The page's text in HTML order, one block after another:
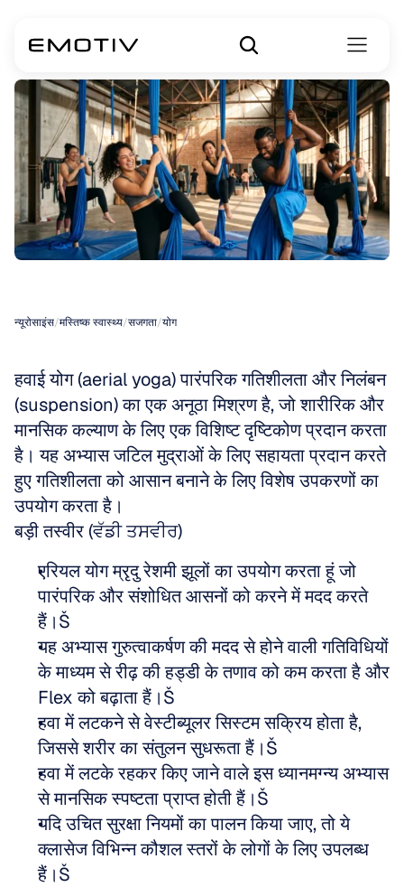
न्यूरोसाइंस/मस्तिष्क स्वास्थ्य/सजगता/योग
हवाई योग (aerial yoga) पारंपरिक गतिशीलता और निलंबन
(suspension) का एक अनूठा मिश्रण है, जो शारीरिक और
मानसिक कल्याण के लिए एक विशिष्ट दृष्टिकोण प्रदान करता
है। यह अभ्यास जटिल मुद्राओं के लिए सहायता प्रदान करते
हुए गतिशीलता को आसान बनाने के लिए विशेष उपकरणों का
उपयोग करता है।
बड़ी तस्वीर (ਵੱਡੀ ਤਸਵੀਰ)
एरियल योग म्रृदु रेशमी झूलों का उपयोग करता हूं जो
पारंपरिक और संशोधित आसनों को करने में मदद करते
हैं।Š
यह अभ्यास गुरुत्वाकर्षण की मदद से होने वाली गतिविधियों
के माध्यम से रीढ़ की हड्डी के तणाव को कम करता है और
Flex को बढ़ाता हैं।Š
हवा में लटकने से वेस्टीब्यूलर सिस्टम सक्रिय होता है,
जिससे शरीर का संतुलन सुधरूता हैं।Š
हवा में लटके रहकर किए जाने वाले इस ध्यानमग्न्य अभ्यास
से मानसिक स्पष्टता प्राप्त होती हैं।Š
यदि उचित सुरक्षा नियमों का पालन किया जाए, तो ये
क्लासेज विभिन्न कौशल स्तरों के लोगों के लिए उपलब्ध
हैं।Š